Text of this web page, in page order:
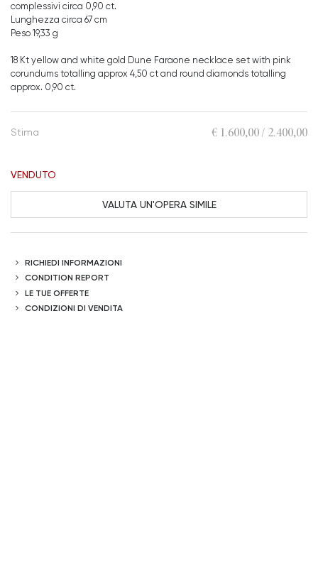
complessivi circa 0,90 ct.
Lunghezza circa 67 cm
Peso 19,33 g
18 Kt yellow and white gold Dune Faraone necklace set with pink
corundums totalling approx 4,50 ct and round diamonds totalling
approx. 0,90 ct.
€ 1.600,00 / 2.400,00
Stima
VENDUTO
VALUTA UN'OPERA SIMILE
RICHIEDI INFORMAZIONI
CONDITION REPORT
LE TUE OFFERTE
CONDIZIONI DI VENDITA